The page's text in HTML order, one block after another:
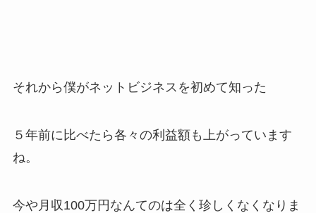
それから僕がネットビジネスを初めて知った
５年前に比べたら各々の利益額も上がっています
ね。
今や月収100万円なんてのは全く珍しくなくなりま